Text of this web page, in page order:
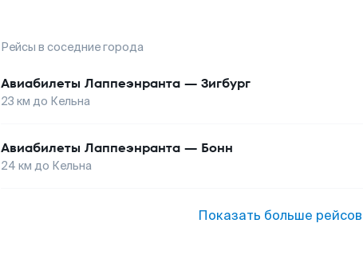
Рейсы в соседние города
Авиабилеты Лаппеэнранта — Зигбург
23 км до Кельна
Авиабилеты Лаппеэнранта — Бонн
24 км до Кельна
Показать больше рейсов